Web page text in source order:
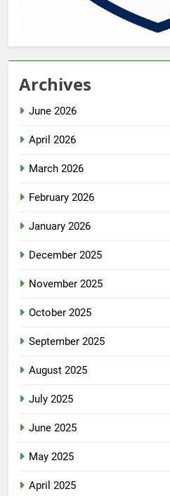
Archives
June 2026
April 2026
March 2026
February 2026
January 2026
December 2025
November 2025
October 2025
September 2025
August 2025
July 2025
June 2025
May 2025
April 2025